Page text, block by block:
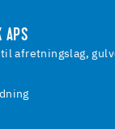
APS
afretningslag,